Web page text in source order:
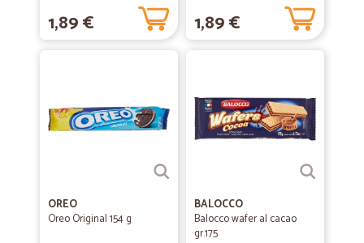
1,89 € 1,89 €
OREO
Oreo Original 154 g
BALOCCO
Balocco wafer al cacao
gr.175